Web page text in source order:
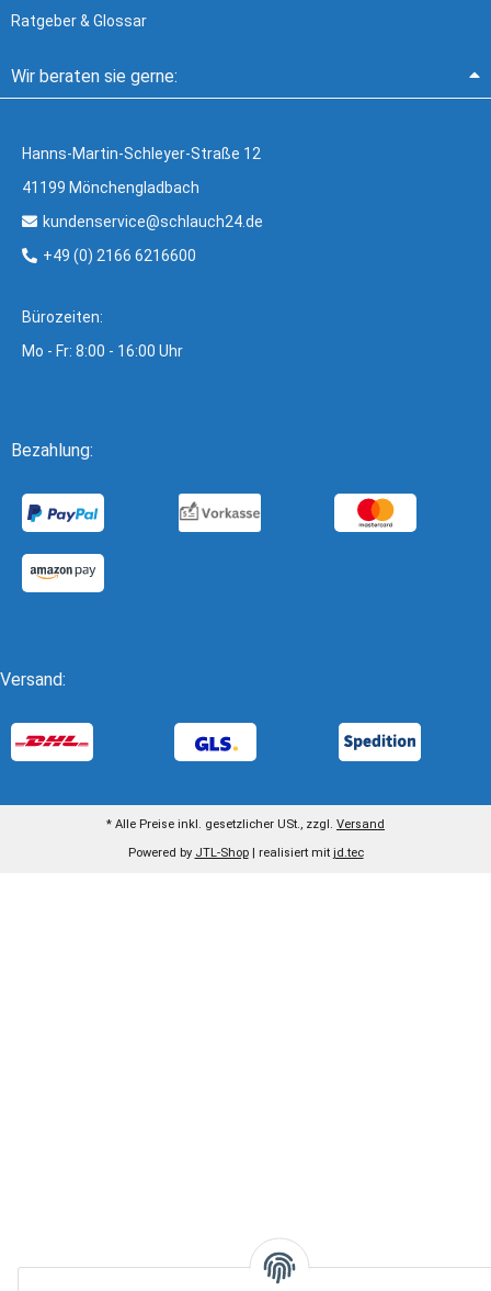
Ratgeber & Glossar
Wir beraten sie gerne:
Hanns-Martin-Schleyer-Straße 12
41199 Mönchengladbach
kundenservice@schlauch24.de
+49 (0) 2166 6216600
Bürozeiten:
Mo - Fr: 8:00 - 16:00 Uhr
Bezahlung:
Versand:
* Alle Preise inkl. gesetzlicher USt., zzgl. Versand
Powered by JTL-Shop | realisiert mit jd.tec